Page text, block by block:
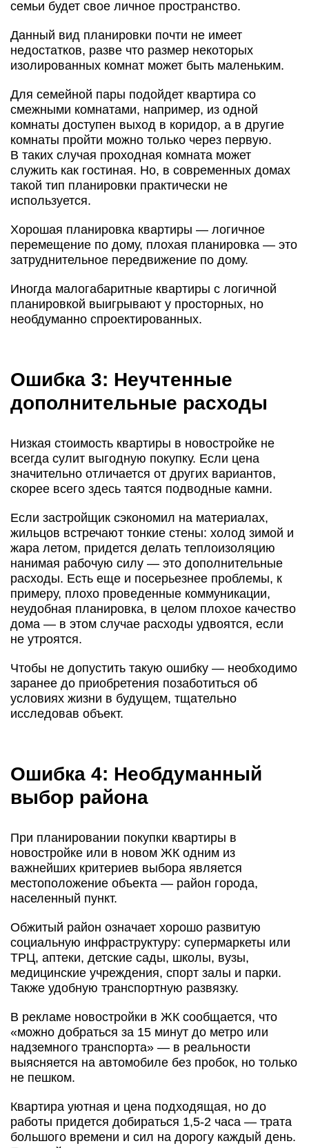
семьи будет свое личное пространство.
Данный вид планировки почти не имеет
недостатков, разве что размер некоторых
изолированных комнат может быть маленьким.
Для семейной пары подойдет квартира со
смежными комнатами, например, из одной
комнаты доступен выход в коридор, а в другие
комнаты пройти можно только через первую.
В таких случая проходная комната может
служить как гостиная. Но, в современных домах
такой тип планировки практически не
используется.
Хорошая планировка квартиры — логичное
перемещение по дому, плохая планировка — это
затруднительное передвижение по дому.
Иногда малогабаритные квартиры с логичной
планировкой выигрывают у просторных, но
необдуманно спроектированных.
Ошибка 3: Неучтенные
дополнительные расходы
Низкая стоимость квартиры в новостройке не
всегда сулит выгодную покупку. Если цена
значительно отличается от других вариантов,
скорее всего здесь таятся подводные камни.
Если застройщик сэкономил на материалах,
жильцов встречают тонкие стены: холод зимой и
жара летом, придется делать теплоизоляцию
нанимая рабочую силу — это дополнительные
расходы. Есть еще и посерьезнее проблемы, к
примеру, плохо проведенные коммуникации,
неудобная планировка, в целом плохое качество
дома — в этом случае расходы удвоятся, если
не утроятся.
Чтобы не допустить такую ошибку — необходимо
заранее до приобретения позаботиться об
условиях жизни в будущем, тщательно
исследовав объект.
Ошибка 4: Необдуманный
выбор района
При планировании покупки квартиры в
новостройке или в новом ЖК одним из
важнейших критериев выбора является
местоположение объекта — район города,
населенный пункт.
Обжитый район означает хорошо развитую
социальную инфраструктуру: супермаркеты или
ТРЦ, аптеки, детские сады, школы, вузы,
медицинские учреждения, спорт залы и парки.
Также удобную транспортную развязку.
В рекламе новостройки в ЖК сообщается, что
«можно добраться за 15 минут до метро или
надземного транспорта» — в реальности
выясняется на автомобиле без пробок, но только
не пешком.
Квартира уютная и цена подходящая, но до
работы придется добираться 1,5-2 часа — трата
большого времени и сил на дорогу каждый день.